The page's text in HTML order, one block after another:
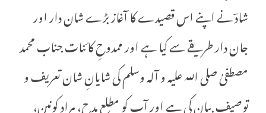
شادؔ نے اپنے اس قصیدے کا آغاز بڑے شان دار اور
جان دار طریقے سے کیا ہے اور ممدوحِ کائنات جناب محمد
مصطفیٰ صلی اللہ علیہ و آلہ وسلم کی شایانِ شان تعریف و
توصیف بیان کی ہے اور آپ کو مطلعِ مدح، مرادِ کونین،